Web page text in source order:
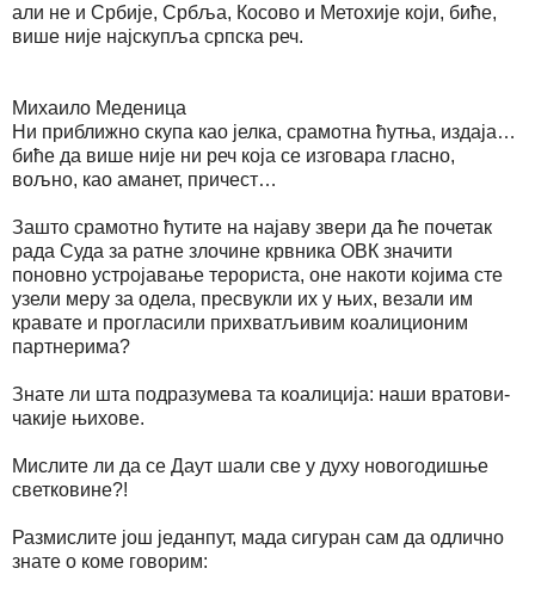
али не и Србије, Србља, Косово и Метохије који, биће,
више није најскупља српска реч.
Михаило Меденица
Ни приближно скупа као јелка, срамотна ћутња, издаја…
биће да више није ни реч која се изговара гласно,
вољно, као аманет, причест…
Зашто срамотно ћутите на најаву звери да ће почетак
рада Суда за ратне злочине крвника ОВК значити
поновно устројавање терориста, оне накоти којима сте
узели меру за одела, пресвукли их у њих, везали им
кравате и прогласили прихватљивим коалиционим
партнерима?
Знате ли шта подразумева та коалиција: наши вратови-
чакије њихове.
Мислите ли да се Даут шали све у духу новогодишње
светковине?!
Размислите још једанпут, мада сигуран сам да одлично
знате о коме говорим: